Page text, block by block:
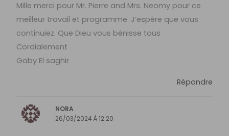
Mille merci pour Mr. Pierre and Mrs. Neomy pour ce
meilleur travail et programme. J’espère que vous
continuiez. Que Dieu vous bénisse tous
Cordialement
Gaby El saghir
Répondre
NORA
26/03/2024 À 12:20